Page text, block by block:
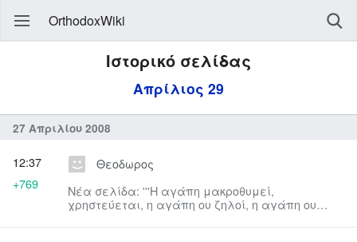
OrthodoxWiki
Ιστορικό σελίδας
Απρίλιος 29
27 Απριλίου 2008
Θεοδωρος
Νέα σελίδα: '''Η αγάπη μακροθυμεί,
χρηστεύεται, η αγάπη ου ζηλοί, η αγάπη ου
12:37
+769